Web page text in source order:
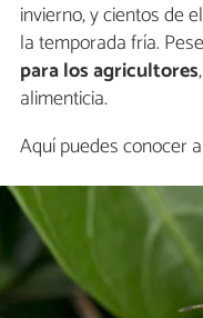
invierno, y cientos de
la temporada fría.
para los agricultores
alimenticia.
Aquí puedes conocer